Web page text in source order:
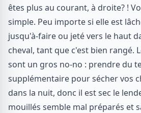
êtes plus au courant, à droite? !
simple. Peu importe si elle est
jusqu'à-faire ou jeté vers le haut
cheval, tant que c'est bien rangé.
sont un gros no-no : prendre du
supplémentaire pour sécher vos
dans la nuit, donc il est sec le
mouillés semble mal préparés et